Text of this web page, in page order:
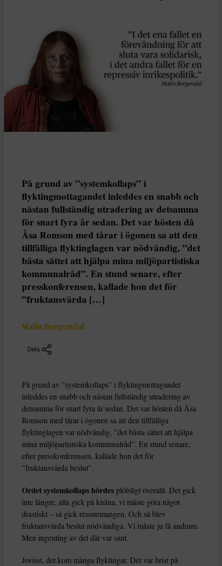
På grund av ”systemkollaps” i
flyktingmottagandet inleddes en snabb och
nästan fullständig utradering av detsamma
för snart fyra år sedan. Det var hösten då
Åsa Romson med tårar i ögonen sa att den
tillfälliga flyktinglagen var nödvändig, ”det
bästa sättet att hjälpa mina miljöpartistiska
kommunalråd”. En stund senare, efter
presskonferensen, kallade hon det för
”fruktansvärda […]
Malin Bergendal
Dela
På grund av ”systemkollaps” i flyktingmottagandet
inleddes en snabb och nästan fullständig utradering av
detsamma för snart fyra år sedan. Det var hösten då Åsa
Romson med tårar i ögonen sa att den tillfälliga
flyktinglagen var nödvändig, ”det bästa sättet att hjälpa
mina miljöpartistiska kommunalråd”. En stund senare,
efter presskonferensen, kallade hon det för
”fruktansvärda beslut”.
Ordet systemkollaps hördesplötsligt överallt. Det gick
inte längre, alla gick på knäna, vi måste göra något
drastiskt – så gick resonemangen. Och så blev
fruktansvärda beslut nödvändiga. Vi måste ju få andrum.
Men ingenting av det där var sant.
Jovisst, det kom många flyktingar. Det var brist på